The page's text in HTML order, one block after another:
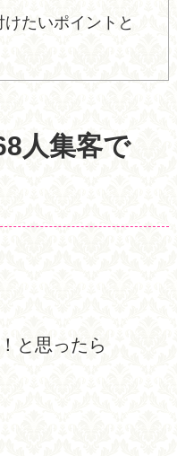
たいポイントと
人集客で
と思ったら